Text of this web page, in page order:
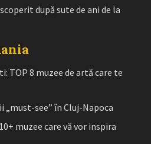
după sute de ani de la
TOP 8 muzee de artă care te
„must-see” în Cluj-Napoca
muzee care vă vor inspira